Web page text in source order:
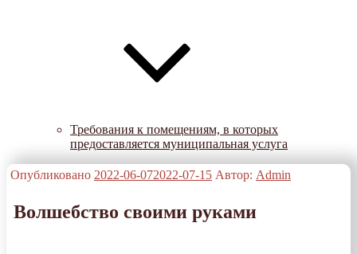
Требования к помещениям, в которых
предоставляется муниципальная услуга
Опубликовано 2022-06-072022-07-15 Автор: Admin
Волшебство своими руками